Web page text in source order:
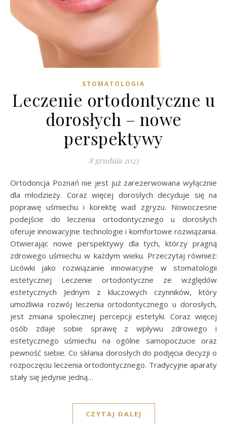
STOMATOLOGIA
Leczenie ortodontyczne u
dorosłych – nowe
perspektywy
8 grudnia 2023
Ortodoncja Poznań nie jest już zarezerwowana wyłącznie
dla młodzieży. Coraz więcej dorosłych decyduje się na
poprawę uśmiechu i korektę wad zgryzu. Nowoczesne
podejście do leczenia ortodontycznego u dorosłych
oferuje innowacyjne technologie i komfortowe rozwiązania.
Otwierając nowe perspektywy dla tych, którzy pragną
zdrowego uśmiechu w każdym wieku. Przeczytaj również:
Licówki jako rozwiązanie innowacyjne w stomatologii
estetycznej Leczenie ortodontyczne ze względów
estetycznych Jednym z kluczowych czynników, który
umożliwia rozwój leczenia ortodontycznego u dorosłych,
jest zmiana społecznej percepcji estetyki. Coraz więcej
osób zdaje sobie sprawę z wpływu zdrowego i
estetycznego uśmiechu na ogólne samopoczucie oraz
pewność siebie. Co skłania dorosłych do podjęcia decyzji o
rozpoczęciu leczenia ortodontycznego. Tradycyjne aparaty
stały się jedynie jedną…
CZYTAJ DALEJ